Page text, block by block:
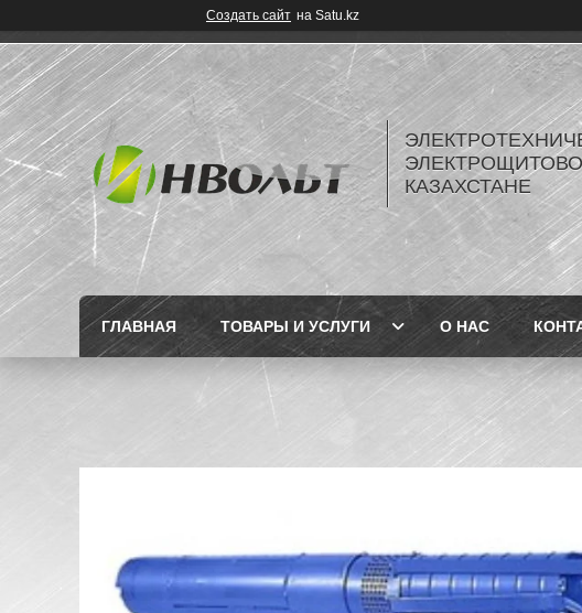
Создать сайт на Satu.kz
КАЗАХСТАНЕ
ГЛАВНАЯ ТОВАРЫ И УСЛУГИ О НАС